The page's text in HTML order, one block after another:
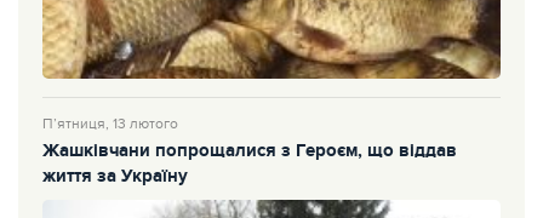
П’ятниця, 13 лютого
Жашківчани попрощалися з Героєм, що віддав
життя за Україну